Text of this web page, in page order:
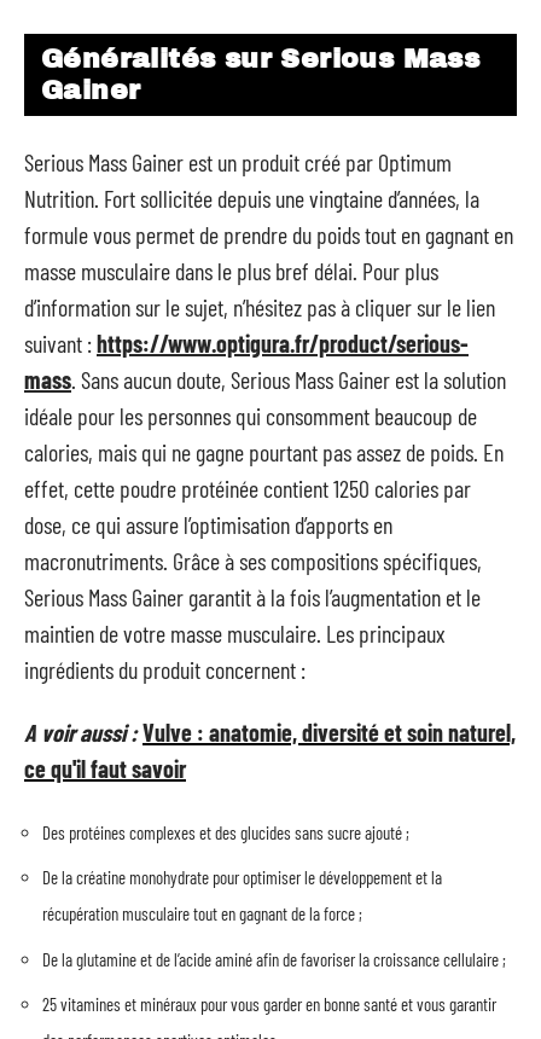
Généralités sur Serious Mass
Gainer
Serious Mass Gainer est un produit créé par Optimum
Nutrition. Fort sollicitée depuis une vingtaine d’années, la
formule vous permet de prendre du poids tout en gagnant en
masse musculaire dans le plus bref délai. Pour plus
d’information sur le sujet, n’hésitez pas à cliquer sur le lien
suivant :https://www.optigura.fr/product/serious-
mass . Sans aucun doute, Serious Mass Gainer est la solution
idéale pour les personnes qui consomment beaucoup de
calories, mais qui ne gagne pourtant pas assez de poids. En
effet, cette poudre protéinée contient 1250 calories par
dose, ce qui assure l’optimisation d’apports en
macronutriments. Grâce à ses compositions spécifiques,
Serious Mass Gainer garantit à la fois l’augmentation et le
maintien de votre masse musculaire. Les principaux
ingrédients du produit concernent :
A voir aussi :Vulve : anatomie, diversité et soin naturel,
ce qu'il faut savoir
Des protéines complexes et des glucides sans sucre ajouté ;
De la créatine monohydrate pour optimiser le développement et la
récupération musculaire tout en gagnant de la force ;
De la glutamine et de l’acide aminé afin de favoriser la croissance cellulaire ;
25 vitamines et minéraux pour vous garder en bonne santé et vous garantir